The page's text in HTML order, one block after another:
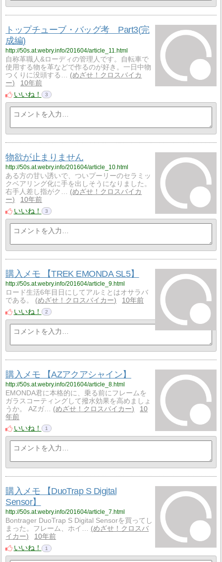
トップチューブ・バッグ考 Part3(完
成編)
http://50s.at.webry.info/201604/article_11.html
自称革職人&ローディの管理人です。自転車で
使用する物を革などで作るのが好き。一日中物
つくりに没頭する…
めざせ！クロスバイカ
ー
10年前
いいね！
3
物欲が止まりません
http://50s.at.webry.info/201604/article_10.html
ある方の甘い誘いで、ついプーリーのセラミッ
クベアリング化に手を出しそうになりました。
右手人差し指がク…
めざせ！クロスバイカ
ー
10年前
いいね！
3
購入メモ 【TREK EMONDA SL5】
http://50s.at.webry.info/201604/article_9.html
ロード生活6年目日にしてアルミとはオサラバ
である。
めざせ！クロスバイカー
10年前
いいね！
2
購入メモ 【AZアクアシャイン】
http://50s.at.webry.info/201604/article_8.html
EMONDA君に本格的に、乗る前にフレームを
ガラスコーティングして撥水効果を高めましょ
うか。 AZガ…
めざせ！クロスバイカー
10
年前
いいね！
1
購入メモ 【DuoTrap S Digital
Sensor】
http://50s.at.webry.info/201604/article_7.html
Bontrager DuoTrap S Digital Sensorを買ってし
まった。フレーム、ホイ…
めざせ！クロスバ
イカー
10年前
いいね！
1